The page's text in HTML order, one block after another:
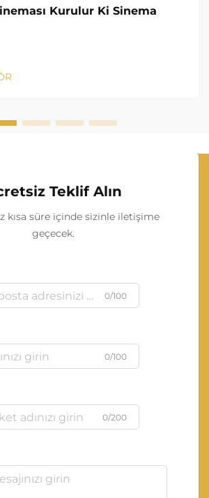
Kurulur Ki Sinema
Teklif Alın
kısa süre içinde sizinle iletişime
geçecek.
0/100
0/100
0/200